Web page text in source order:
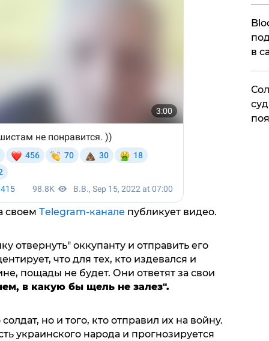
своем Тelegram-каналепубликует видео.
отвернуть" оккупанту и отправить его
что для тех, кто издевался и
пощады не будет. Они ответят за свои
в какую бы щель не залез".
но и того, кто отправил их на войну.
украинского народа и прогнозируется
в